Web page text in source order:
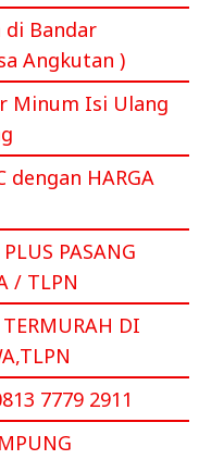
di Bandar
Angkutan )
Minum Isi Ulang
dengan HARGA
PASANG
/ TLPN
TERMURAH DI
7779 2911